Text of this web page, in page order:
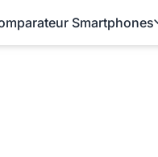
Smartphones